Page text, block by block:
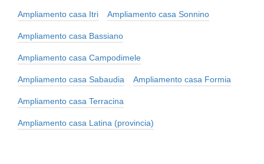
Ampliamento casa Itri Ampliamento casa Sonnino
Ampliamento casa Bassiano
Ampliamento casa Campodimele
Ampliamento casa Sabaudia Ampliamento casa Formia
Ampliamento casa Terracina
Ampliamento casa Latina (provincia)